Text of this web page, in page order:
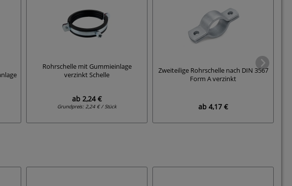
Rohrschelle mit Gummieinlage
verzinkt Schelle
ab 2,24 €
Grundpreis: 2,24 € / Stück
Zweiteilige Rohrschelle nach DIN 3567
Form A verzinkt
ab 4,17 €